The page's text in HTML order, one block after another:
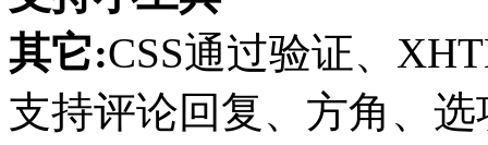
其它:CSS通过验证、
支持评论回复、方角、选